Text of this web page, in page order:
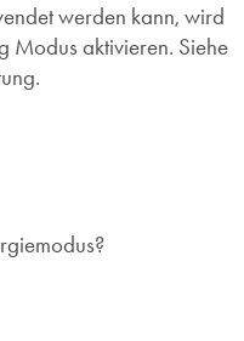
werden kann, wird
Modus aktivieren. Siehe